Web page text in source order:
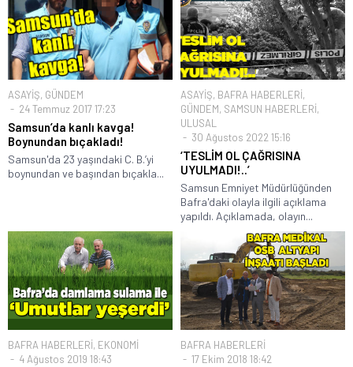
ASAYİŞ, GÜNDEM
24 Temmuz 2017 17:23
Samsun’da kanlı kavga!
Boynundan bıçakladı!
Samsun'da 23 yaşındaki C. B.’yi
boynundan ve başından bıçakla...
ASAYİŞ, BAFRA HABERLERİ,
GÜNDEM, SAMSUN HABERLERİ,
ULUSAL
30 Ağustos 2022 15:16
‘TESLİM OL ÇAĞRISINA
UYULMADI!..’
Samsun Emniyet Müdürlüğünden
Bafra'daki olayla ilgili açıklama
yapıldı. Açıklamada, olayın...
BAFRA HABERLERİ, EKONOMİ
4 Ağustos 2019 18:43
BAFRA HABERLERİ
17 Ekim 2018 18:42